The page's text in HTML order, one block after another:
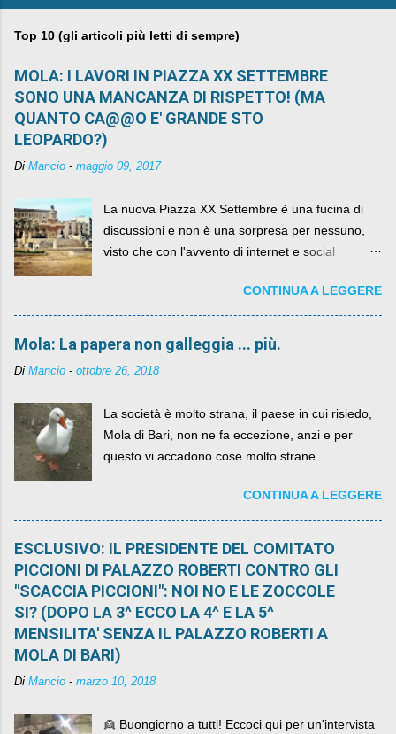
Top 10 (gli articoli più letti di sempre)
MOLA: I LAVORI IN PIAZZA XX SETTEMBRE
SONO UNA MANCANZA DI RISPETTO! (MA
QUANTO CA@@O E' GRANDE STO
LEOPARDO?)
Di Mancio - maggio 09, 2017
La nuova Piazza XX Settembre è una fucina di
discussioni e non è una sorpresa per nessuno,
visto che con l'avvento di internet e social
sua lasciandone anche traccia scritta nel web.
CONTINUA A LEGGERE
Mola: La papera non galleggia ... più.
Di Mancio - ottobre 26, 2018
La società è molto strana, il paese in cui risiedo,
Mola di Bari, non ne fa eccezione, anzi e per
questo vi accadono cose molto strane.
CONTINUA A LEGGERE
ESCLUSIVO: IL PRESIDENTE DEL COMITATO
PICCIONI DI PALAZZO ROBERTI CONTRO GLI
"SCACCIA PICCIONI": NOI NO E LE ZOCCOLE
SI? (DOPO LA 3^ ECCO LA 4^ E LA 5^
MENSILITA' SENZA IL PALAZZO ROBERTI A
MOLA DI BARI)
Di Mancio - marzo 10, 2018
👱 Buongiorno a tutti! Eccoci qui per un'intervista